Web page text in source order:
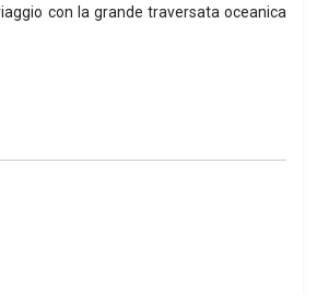
con la grande traversata oceanica